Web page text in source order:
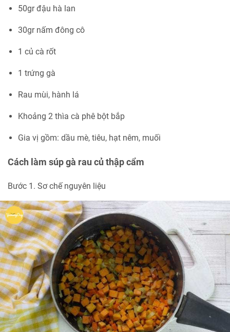
50gr đậu hà lan
30gr nấm đông cô
1 củ cà rốt
1 trứng gà
Rau mùi, hành lá
Khoảng 2 thìa cà phê bột bắp
Gia vị gồm: dầu mè, tiêu, hạt nêm, muối
Cách làm súp gà rau củ thập cẩm
Bước 1. Sơ chế nguyên liệu